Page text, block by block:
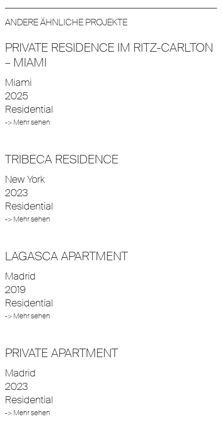
ANDERE ÄHNLICHE PROJEKTE
PRIVATE RESIDENCE IM RITZ-CARLTON
– MIAMI
Miami
2025
Residential
-> Mehr sehen
TRIBECA RESIDENCE
New York
2023
Residential
-> Mehr sehen
LAGASCA APARTMENT
Madrid
2019
Residential
-> Mehr sehen
PRIVATE APARTMENT
Madrid
2023
Residential
-> Mehr sehen